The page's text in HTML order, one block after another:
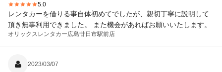
5.0
レンタカーを借りる事自体初めてでしたが、親切丁寧に説明して
頂き無事利用できました。 また機会があればお願いいたします。
オリックスレンタカー広島廿日市駅前店
2023/03/07